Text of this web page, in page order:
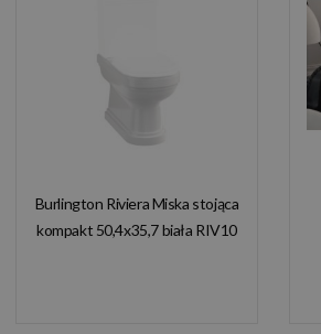
Burlington Riviera Miska stojąca
kompakt 50,4x35,7 biała RIV10